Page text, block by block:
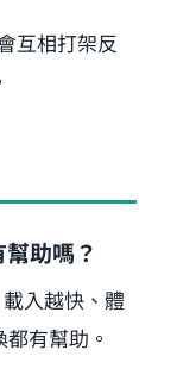
互相打架反
助嗎？
入越快、體
有幫助。